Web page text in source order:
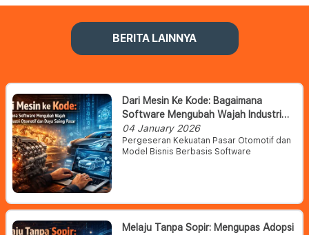
BERITA LAINNYA
Dari Mesin Ke Kode: Bagaimana
Software Mengubah Wajah Industri
Otomotif Dan Daya Saing Pasar
04 January 2026
Pergeseran Kekuatan Pasar Otomotif dan
Model Bisnis Berbasis Software
Melaju Tanpa Sopir: Mengupas Adopsi